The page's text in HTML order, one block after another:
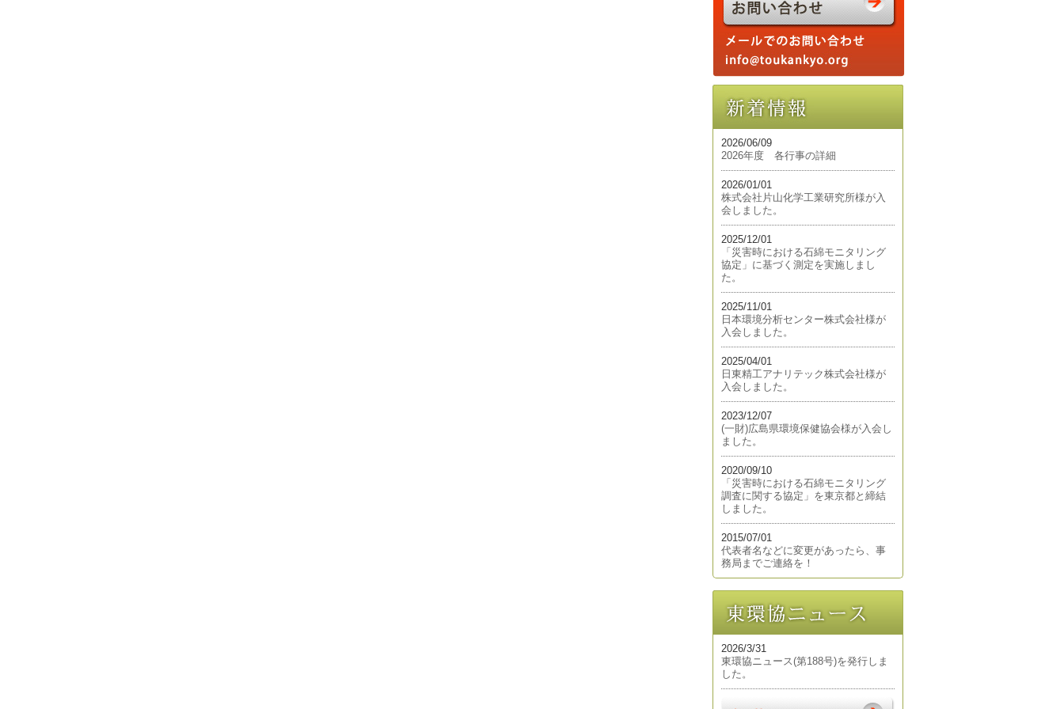
2026/06/09
2026年度 各行事の詳細
2026/01/01
株式会社片山化学工業研究所様が入
会しました。
2025/12/01
「災害時における石綿モニタリング
協定」に基づく測定を実施しまし
た。
2025/11/01
日本環境分析センター株式会社様が
入会しました。
2025/04/01
日東精工アナリテック株式会社様が
入会しました。
2023/12/07
(一財)広島県環境保健協会様が入会し
ました。
2020/09/10
「災害時における石綿モニタリング
調査に関する協定」を東京都と締結
しました。
2015/07/01
代表者名などに変更があったら、事
務局までご連絡を！
2026/3/31
東環協ニュース(第188号)を発行しま
した。